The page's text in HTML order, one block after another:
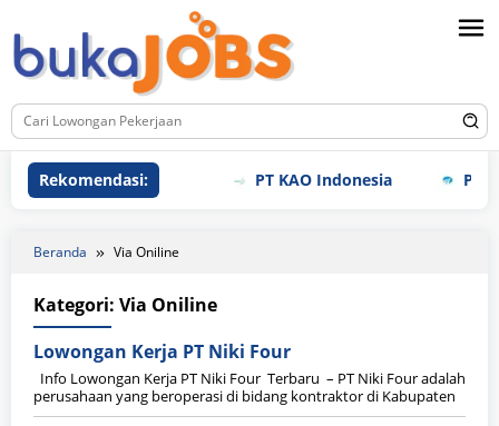
ke
konten
Rekomendasi: PT KAO Indonesia PT
Beranda Via Oniline
Kategori: Via Oniline
Lowongan Kerja PT Niki Four
Info Lowongan Kerja PT Niki Four Terbaru – PT Niki Four adalah
perusahaan yang beroperasi di bidang kontraktor di Kabupaten